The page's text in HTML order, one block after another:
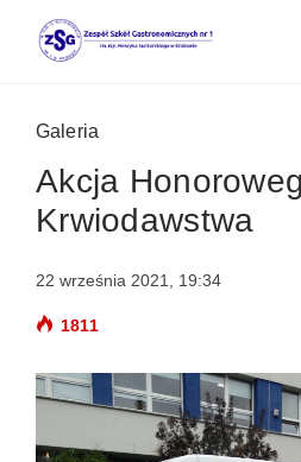
Galeria
Akcja
Krwiodawstwa
22 września 2021, 19:34
1811